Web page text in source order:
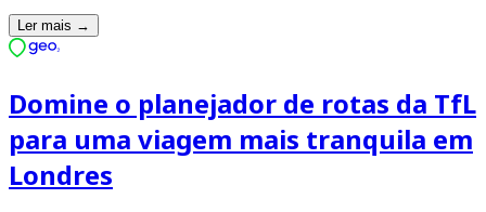
Ler mais →
Domine o planejador de rotas da TfL
para uma viagem mais tranquila em
Londres